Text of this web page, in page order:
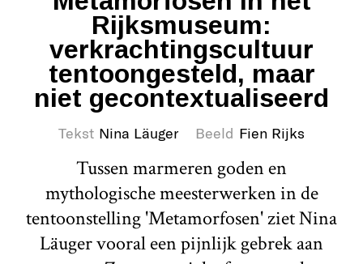
Rijksmuseum:
verkrachtingscultuur
tentoongesteld, maar
niet gecontextualiseerd
Tekst Nina Läuger Beeld Fien Rijks
Tussen marmeren goden en
mythologische meesterwerken in de
tentoonstelling 'Metamorfosen' ziet Nina
Läuger vooral een pijnlijk gebrek aan